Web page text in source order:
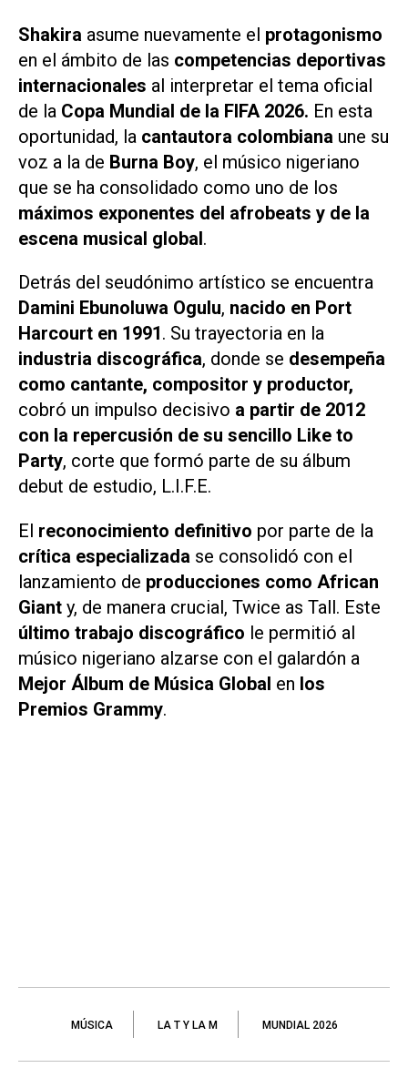
Shakira asume nuevamente el protagonismo
en el ámbito de las competencias deportivas
internacionales al interpretar el tema oficial
de la Copa Mundial de la FIFA 2026. En esta
oportunidad, la cantautora colombiana une su
voz a la de Burna Boy, el músico nigeriano
que se ha consolidado como uno de los
máximos exponentes del afrobeats y de la
escena musical global.
Detrás del seudónimo artístico se encuentra
Damini Ebunoluwa Ogulu, nacido en Port
Harcourt en 1991. Su trayectoria en la
industria discográfica, donde se desempeña
como cantante, compositor y productor,
cobró un impulso decisivo a partir de 2012
con la repercusión de su sencillo Like to
Party, corte que formó parte de su álbum
debut de estudio, L.I.F.E.
El reconocimiento definitivo por parte de la
crítica especializada se consolidó con el
lanzamiento de producciones como African
Giant y, de manera crucial, Twice as Tall. Este
último trabajo discográfico le permitió al
músico nigeriano alzarse con el galardón a
Mejor Álbum de Música Global en los
Premios Grammy.
MÚSICA LA T Y LA M MUNDIAL 2026